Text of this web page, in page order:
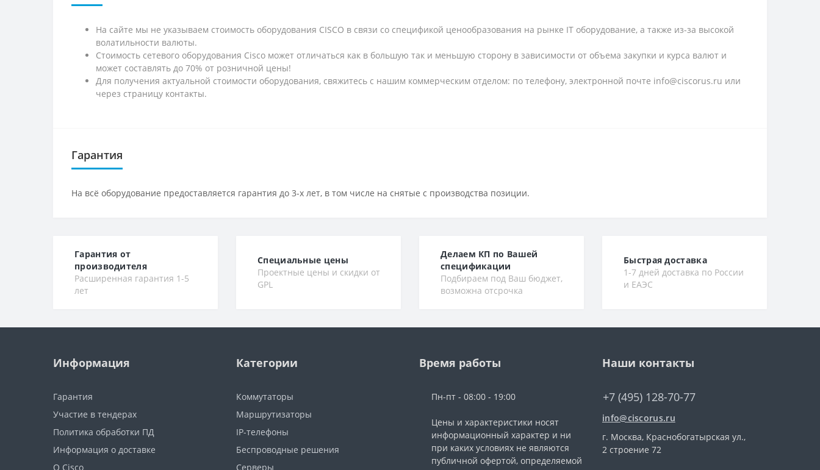
На сайте мы не указываем стоимость оборудования CISCO в связи со спецификой ценообразования на рынке IT оборудование, а также из-за высокой
волатильности валюты.
Стоимость сетевого оборудования Cisco может отличаться как в большую так и меньшую сторону в зависимости от объема закупки и курса валют и
может составлять до 70% от розничной цены!
Для получения актуальной стоимости оборудования, свяжитесь с нашим коммерческим отделом: по телефону, электронной почте info@ciscorus.ru или
через страницу контакты.
Гарантия
На всё оборудование предоставляется гарантия до 3-х лет, в том числе на снятые с производства позиции.
Гарантия от
производителя
Расширенная гарантия 1-5
лет
Специальные цены
Проектные цены и скидки от
GPL
Делаем КП по Вашей
спецификации
Подбираем под Ваш бюджет,
возможна отсрочка
Быстрая доставка
1-7 дней доставка по России
и ЕАЭС
Информация
Гарантия
Участие в тендерах
Политика обработки ПД
Информация о доставке
О Cisco
Категории
Коммутаторы
Маршрутизаторы
IP-телефоны
Беспроводные решения
Серверы
Время работы
Пн-пт - 08:00 - 19:00
Цены и характеристики носят
информационный характер и ни
при каких условиях не являются
публичной офертой, определяемой
Наши контакты
+7 (495) 128-70-77
info@ciscorus.ru
г. Москва, Краснобогатырская ул.,
2 строение 72